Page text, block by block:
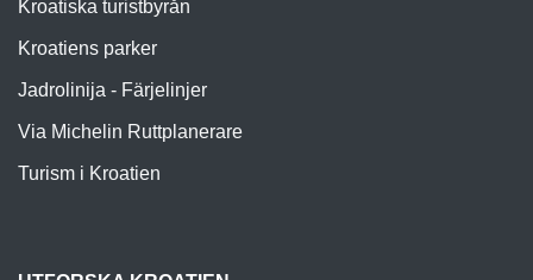
Kroatiska turistbyrån
Kroatiens parker
Jadrolinija - Färjelinjer
Via Michelin Ruttplanerare
Turism i Kroatien